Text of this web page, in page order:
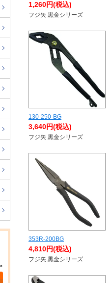
1,260円(税込)
フジ矢 黒金シリーズ
130-250-BG
3,640円(税込)
フジ矢 黒金シリーズ
353R-200BG
4,810円(税込)
フジ矢 黒金シリーズ